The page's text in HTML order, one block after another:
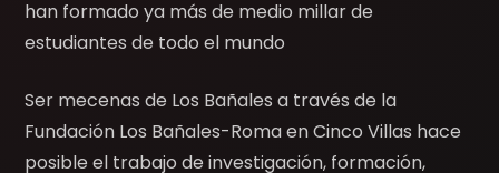
han formado ya más de medio millar de
estudiantes de todo el mundo
Ser mecenas de Los Bañales a través de la
Fundación Los Bañales-Roma en Cinco Villas hace
posible el trabajo de investigación, formación,